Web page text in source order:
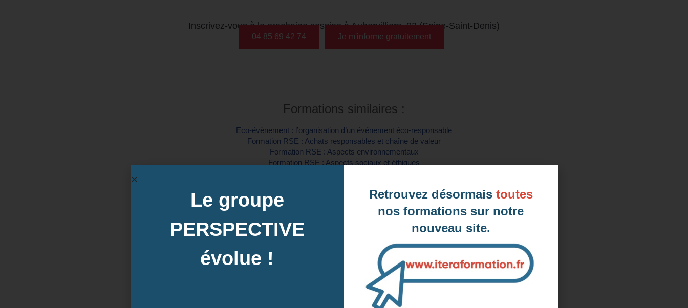
Inscrivez-vous à la prochaine session à Aubervilliers, 93 (Seine-Saint-Denis)
04 85 69 42 74 Je m'informe gratuitement
Formations similaires :
Eco-évènement : l’organisation d’un événement éco-responsable
Formation RSE : Achats responsables et chaîne de valeur
Formation RSE : Aspects environnementaux
Formation RSE : Aspects sociaux et éthiques
La loi Sapin II ou prévention de la corruption dans les entreprises
L’éco-conception de campagnes publicitaires
L’informatique responsable ou numérique responsable (Green IT)
Nos clients
Naviguez vers la droite pour en voir davantage
Le groupe
PERSPECTIVE
évolue !
Retrouvez désormais toutes
nos formations sur notre
nouveau site.